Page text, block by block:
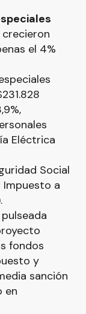
el 4%
Eléctrica
Social
Impuesto a
fondos
y
sanción
en